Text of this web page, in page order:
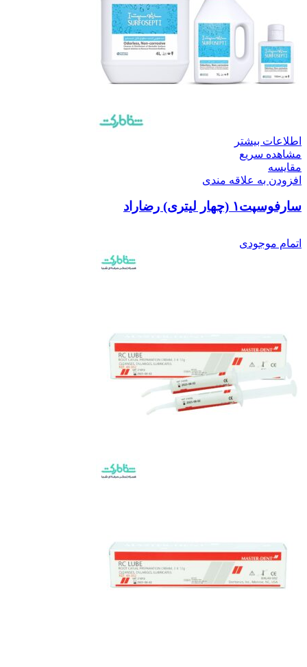
اطلاعات بیشتر
مشاهده سریع
مقایسه
افزودن به علاقه مندی
سارفوسپت۱ (چهار لیتری) رضاراد
اتمام موجودی